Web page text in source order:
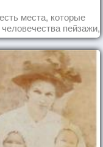
места, которые
пейзажи,